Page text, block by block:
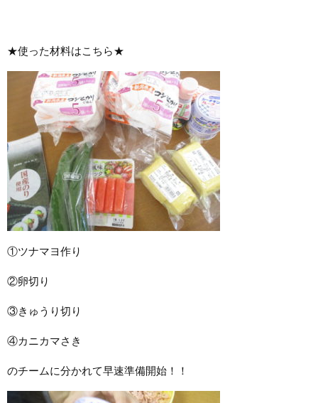
★使った材料はこちら★
①ツナマヨ作り
②卵切り
③きゅうり切り
④カニカマさき
のチームに分かれて早速準備開始！！